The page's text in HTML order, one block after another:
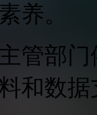
养。
管部
和数